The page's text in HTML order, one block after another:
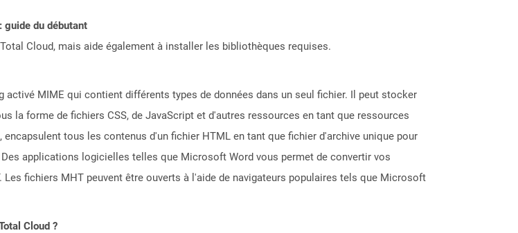
guide du débutant
Cloud, mais aide également à installer les bibliothèques requises.
MIME qui contient différents types de données dans un seul fichier. Il peut stocker
la forme de fichiers CSS, de JavaScript et d'autres ressources en tant que ressources
encapsulent tous les contenus d'un fichier HTML en tant que fichier d'archive unique pour
applications logicielles telles que Microsoft Word vous permet de convertir vos
fichiers MHT peuvent être ouverts à l'aide de navigateurs populaires tels que Microsoft
Cloud ?